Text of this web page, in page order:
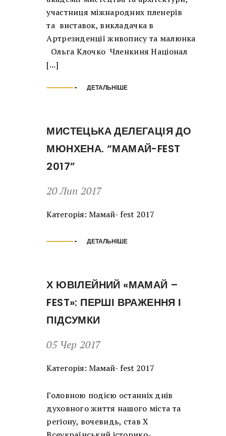
участниця міжнародних пленерів
та виставок, викладачка в
Артрезиденції живопису та малюнка
Ольга Клочко Членкиня Націонал
[...]
ДЕТАЛЬНІШЕ
МИСТЕЦЬКА ДЕЛЕГАЦІЯ ДО
МЮНХЕНА. “МАМАЙ-FEST
2017”
20 Лип 2017
Категорія: Мамай- fest 2017
ДЕТАЛЬНІШЕ
Х ЮВІЛЕЙНИЙ «МАМАЙ –
FEST»: ПЕРШІ ВРАЖЕННЯ І
ПІДСУМКИ
05 Чер 2017
Категорія: Мамай- fest 2017
Головною подією останніх днів
духовного життя нашого міста та
регіону, вочевидь, став Х